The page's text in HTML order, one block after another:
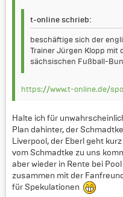
t-online schrieb:
beschäftige sich der
Trainer Jürgen Klopp mit
sächsischen Fußball-
https://www.t-online.de/
Halte ich für
Plan dahinter, der
Liverpool, der Eberl geht
vom Schmadtke zu uns
aber wieder in Rente bei
zusammen mit der
für Spekulationen